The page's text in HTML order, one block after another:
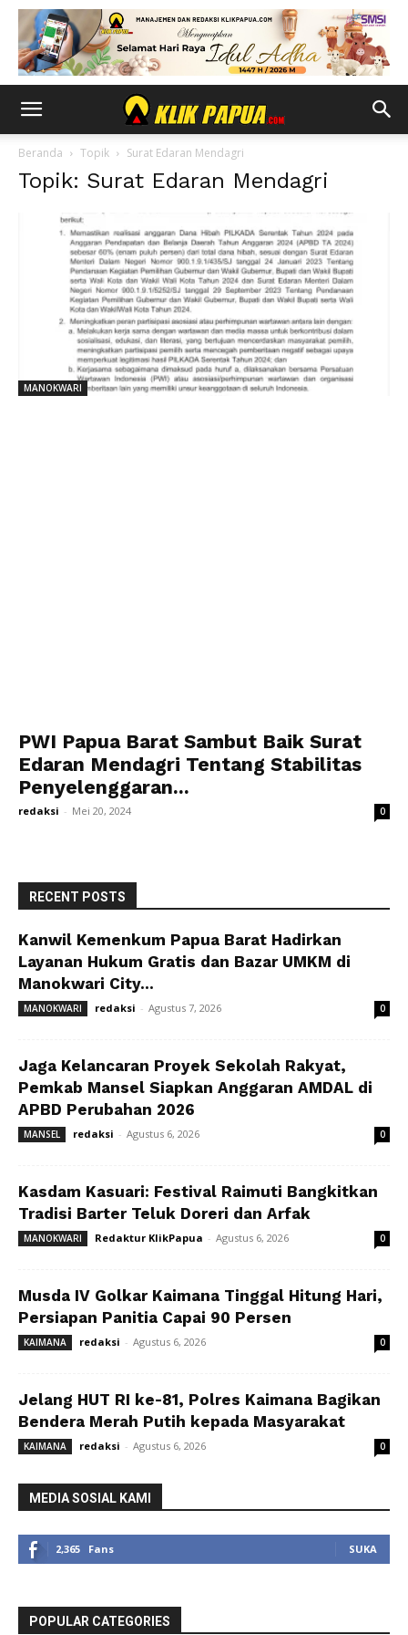
Beranda Topik Surat Edaran Mendagri
Topik: Surat Edaran Mendagri
MANOKWARI
PWI Papua Barat Sambut Baik Surat
Edaran Mendagri Tentang Stabilitas
Penyelenggaran...
redaksi - Mei 20, 2024 0
RECENT POSTS
Kanwil Kemenkum Papua Barat Hadirkan
Layanan Hukum Gratis dan Bazar UMKM di
Manokwari City...
MANOKWARI redaksi - Agustus 7, 2026 0
Jaga Kelancaran Proyek Sekolah Rakyat,
Pemkab Mansel Siapkan Anggaran AMDAL di
APBD Perubahan 2026
MANSEL redaksi - Agustus 6, 2026 0
Kasdam Kasuari: Festival Raimuti Bangkitkan
Tradisi Barter Teluk Doreri dan Arfak
MANOKWARI Redaktur KlikPapua - Agustus 6, 2026 0
Musda IV Golkar Kaimana Tinggal Hitung Hari,
Persiapan Panitia Capai 90 Persen
KAIMANA redaksi - Agustus 6, 2026 0
Jelang HUT RI ke-81, Polres Kaimana Bagikan
Bendera Merah Putih kepada Masyarakat
KAIMANA redaksi - Agustus 6, 2026 0
MEDIA SOSIAL KAMI
2,365 Fans SUKA
POPULAR CATEGORIES